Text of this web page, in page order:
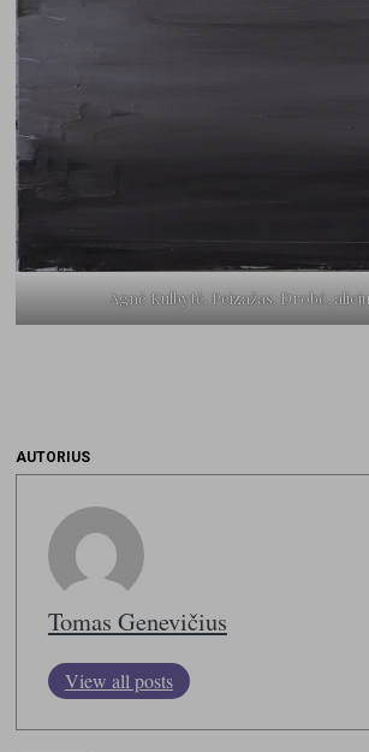
Agnė Kulbytė. Peizažas. Drobė,
AUTORIUS
Tomas Genevičius
View all posts